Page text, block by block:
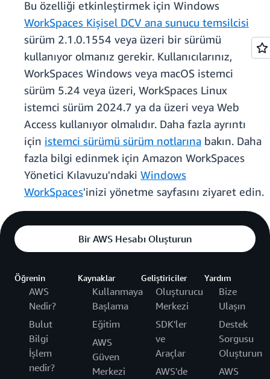
Bu özelliği etkinleştirmek için Windows
WorkSpaces Kişisel DCV ana sunucu temsilcisi
sürüm 2.1.0.1554 veya üzeri bir sürümü
kullanıyor olmanız gerekir. Kullanıcılarınız,
WorkSpaces Windows veya macOS istemci
sürüm 5.24 veya üzeri, WorkSpaces Linux
istemci sürüm 2024.7 ya da üzeri veya Web
Access kullanıyor olmalıdır. Daha fazla ayrıntı
için istemci sürümü sürüm notlarına bakın. Daha
fazla bilgi edinmek için Amazon WorkSpaces
Yönetici Kılavuzu'ndaki Windows
WorkSpaces'inizi yönetme sayfasını ziyaret edin.
Bir AWS Hesabı Oluşturun
Öğrenin
AWS
Nedir?
Bulut
Bilgi
İşlem
nedir?
Kaynaklar
Kullanmaya
Başlama
Eğitim
AWS
Güven
Merkezi
Geliştiriciler
Oluşturucu
Merkezi
SDK'ler
ve
Araçlar
AWS'de
Yardım
Bize
Ulaşın
Destek
Sorgusu
Oluşturun
AWS